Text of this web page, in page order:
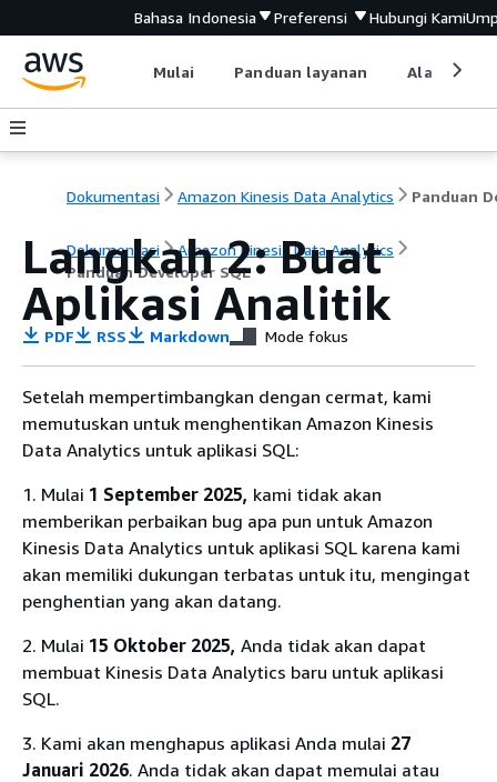
Bahasa Indonesia Preferensi Hubungi Kami
Mulai Panduan layanan Alat
Dokumentasi Amazon Kinesis Data Analytics
Dokumentasi
Amazon Kinesis Data Analytics
Panduan Developer SQL
Langkah 2: Buat
Aplikasi Analitik
PDF RSS Markdown Mode fokus
Setelah mempertimbangkan dengan cermat, kami
memutuskan untuk menghentikan Amazon Kinesis
Data Analytics untuk aplikasi SQL:
1. Mulai 1 September 2025, kami tidak akan
memberikan perbaikan bug apa pun untuk Amazon
Kinesis Data Analytics untuk aplikasi SQL karena kami
akan memiliki dukungan terbatas untuk itu, mengingat
penghentian yang akan datang.
2. Mulai 15 Oktober 2025, Anda tidak akan dapat
membuat Kinesis Data Analytics baru untuk aplikasi
SQL.
3. Kami akan menghapus aplikasi Anda mulai 27
Januari 2026. Anda tidak akan dapat memulai atau